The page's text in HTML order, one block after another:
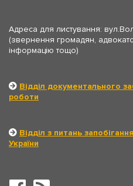
Адреса для листування:
(звернення громадян,
інформацію тощо)
Відділ документального
роботи
Відділ з питань
України